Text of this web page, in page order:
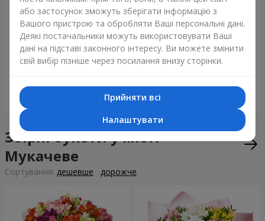
Букет "Tarnis"
6 922 грн
Монобукет з 9 білих троянд
1 510 грн
Збірні букети у місті
Мукачеве
Сортування: дешевше дорожче
або застосунок зможуть зберігати інформацію з
Вашого пристрою та обробляти Ваші персональні дані.
Деякі постачальники можуть використовувати Ваші
дані на підставі законного інтересу. Ви можете змінити
свій вибір пізніше через посилання внизу сторінки.
Прийняти всі
Налаштувати